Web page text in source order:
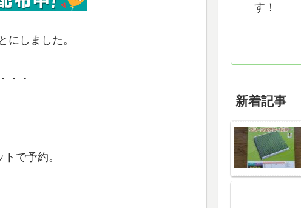
にしました。
・・
で予約。
す！
新着記事